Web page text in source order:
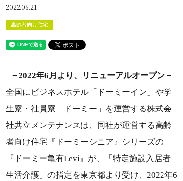
2022.06.21
高齢者向け住宅
－2022年6月より、リニューアルオープン－
全国にビジネスホテル「ドーミーイン」や学
生寮・社員寮「ドーミー」を運営する株式会
社共立メンテナンスは、同社が運営する高齢
者向け住宅『ドーミーシニア』シリーズの
『ドーミー亀有Levi』が、「特定施設入居者
生活介護」の指定を東京都より受け、2022年6